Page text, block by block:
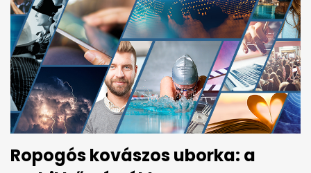
Ropogós kovászos uborka: a